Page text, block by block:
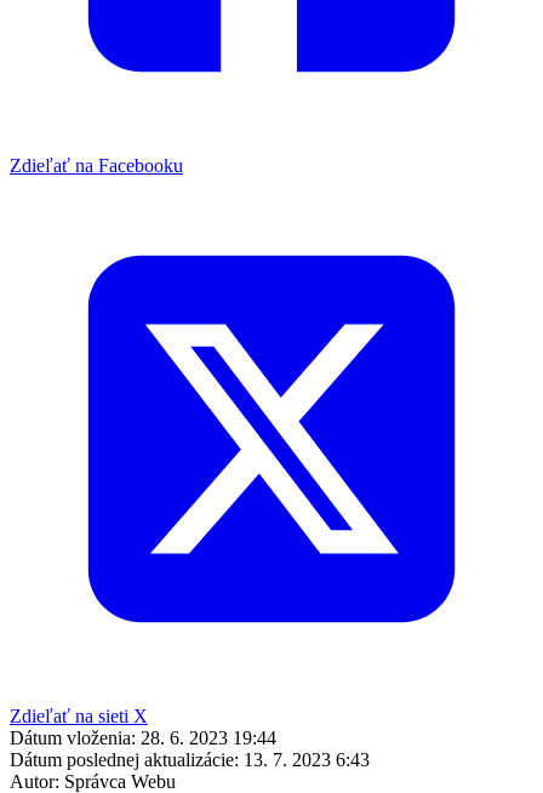
Zdieľať na Facebooku
Zdieľať na sieti X
Dátum vloženia: 28. 6. 2023 19:44
Dátum poslednej aktualizácie: 13. 7. 2023 6:43
Autor: Správca Webu